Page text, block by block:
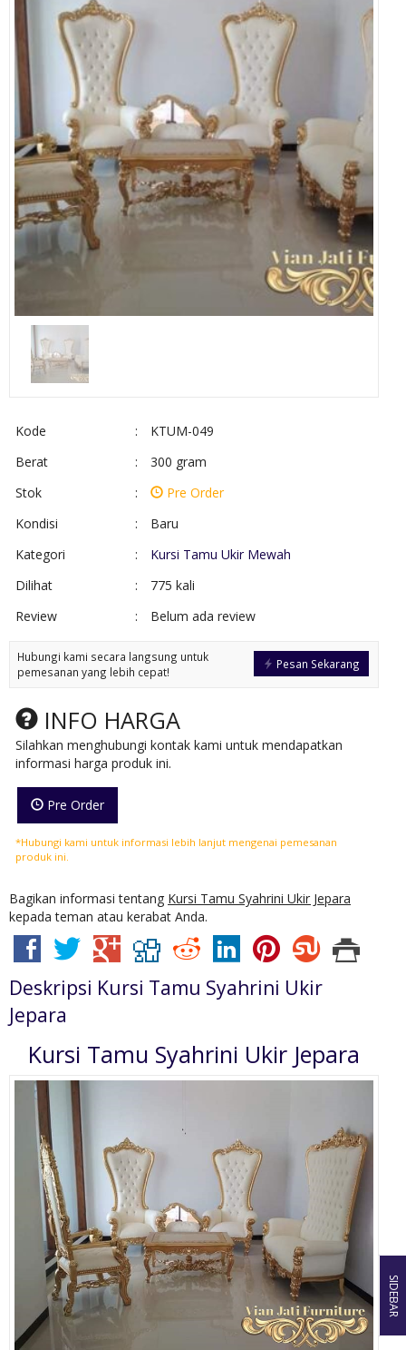
Kode :
KTUM-049
Berat
:
300 gram
Stok
:
Pre Order
Kondisi
:
Baru
Kategori
:
Kursi Tamu Ukir Mewah
Dilihat
:
775 kali
Review
: Belum ada review
Pesan Sekarang
Hubungi kami secara langsung untuk
pemesanan yang lebih cepat!
INFO HARGA
Silahkan menghubungi kontak kami untuk mendapatkan
informasi harga produk ini.
Pre Order
*Hubungi kami untuk informasi lebih lanjut mengenai pemesanan
produk ini.
Bagikan informasi tentang Kursi Tamu Syahrini Ukir Jepara
kepada teman atau kerabat Anda.
Deskripsi Kursi Tamu Syahrini Ukir
Jepara
Kursi Tamu Syahrini Ukir Jepara
SIDEBAR